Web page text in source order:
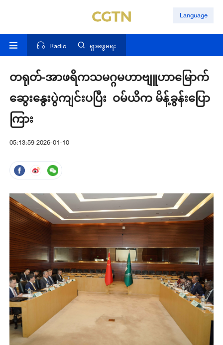
Language
Radio ရှာဖွေရေး
တရုတ်-အာဖရိကသမဂ္ဂမဟာဗျူဟာမြောက်
ဆွေးနွေးပွဲကျင်းပပြီး ဝမ်ယိက မိန့်ခွန်းပြော
ကြား
05:13:59 2026-01-10